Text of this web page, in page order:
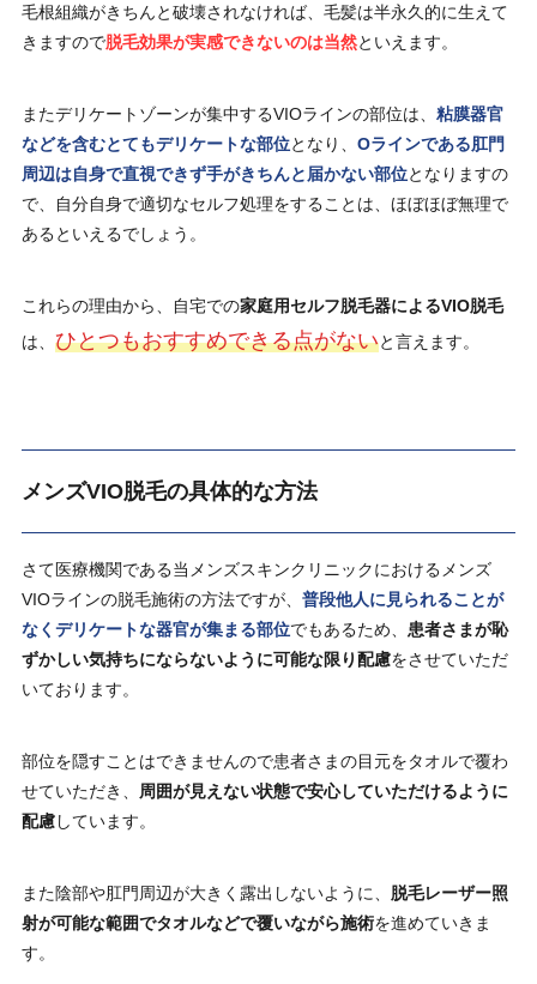
毛根組織がきちんと破壊されなければ、毛髪は半永久的に生えて
きますので脱毛効果が実感できないのは当然といえます。
またデリケートゾーンが集中するVIOラインの部位は、 粘膜器官
などを含むとてもデリケートな部位となり、 Oラインである肛門
周辺は自身で直視できず手がきちんと届かない部位となりますの
で、自分自身で適切なセルフ処理をすることは、ほぼほぼ無理で
あるといえるでしょう。
これらの理由から、自宅での家庭用セルフ脱毛器によるVIO脱毛
は、 ひとつもおすすめできる点がないと言えます。
メンズVIO脱毛の具体的な方法
さて医療機関である当メンズスキンクリニックにおけるメンズ
VIOラインの脱毛施術の方法ですが、 普段他人に見られることが
なくデリケートな器官が集まる部位でもあるため、 患者さまが恥
ずかしい気持ちにならないように可能な限り配慮をさせていただ
いております。
部位を隠すことはできませんので患者さまの目元をタオルで覆わ
せていただき、 周囲が見えない状態で安心していただけるように
配慮しています。
また陰部や肛門周辺が大きく露出しないように、 脱毛レーザー照
射が可能な範囲でタオルなどで覆いながら施術を進めていきま
す。